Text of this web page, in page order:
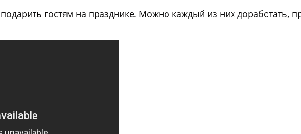
гостям на празднике. Можно каждый из них доработать,